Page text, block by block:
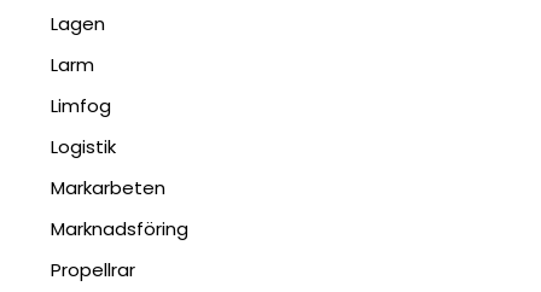
Lagen
Larm
Limfog
Logistik
Markarbeten
Marknadsföring
Propellrar